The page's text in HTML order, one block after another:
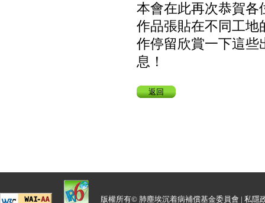
本會在此再次恭賀各
作品張貼在不同工地
作停留欣賞一下這些
息！
返回
版權所有© 肺塵埃沉着病補償基金委員會 | 私隱